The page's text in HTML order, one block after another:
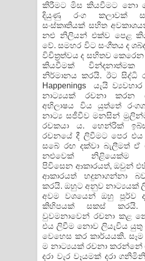
කිරීමට මිස කියවීමට නො
දියුණු රංග කලාවක්
සංස්කෘතියක් සහිත
නළු නිලියන් එක්ව පෙළ
වේ. සමහර විට සංගීතය ද ශබ්ද
විචිත්‍රත්වය ද සහිතව
කියවීමක් වින්දනාත්මක
නිර්මානය කරයි. ඊට සිද්ධි
Happenings යැයි
නාට්‍යයක් රචනා කරන
අභිලාෂය විය යුත්තේ
නාට්‍ය සජීවීව මනසින්
රචකයා ය. හෙන්රික්
රචනයේ දී ලිවීමට පෙර
සබේ රඟ දක්වා බැලීමත් ඒ
නළුවෙක් නිළියෙක්ම
පිවිසෙන ආකාරයත්, ඔවුන්
ආකාරයත් හදුනාගන්නා
කරයි. ඔහුට අනුව නාට්‍යයක්
අවම වශයෙන් ඔහු පූර්ව
කිහිපයක් සකස් කරයි.
වුවමනාවෙන් රචනා කළ
එය ලිවීම නොව ලියැවිය යුතු
වෙහෙස කර කාර්යයකි.
ම නාට්‍යයක් රචනා
දරා වැර වෑයමක් දරා